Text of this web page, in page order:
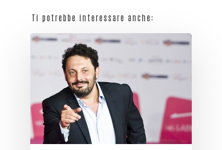
Ti potrebbe interessare anche: